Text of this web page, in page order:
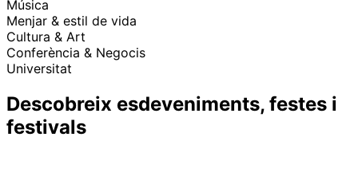
Música
Menjar & estil de vida
Cultura & Art
Conferència & Negocis
Universitat
Descobreix esdeveniments, festes i
festivals